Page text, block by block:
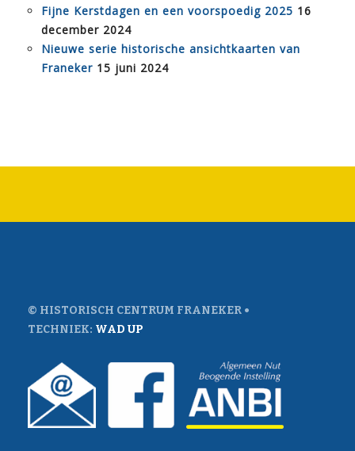
Fijne Kerstdagen en een voorspoedig 2025 16
december 2024
Nieuwe serie historische ansichtkaarten van
Franeker 15 juni 2024
© HISTORISCH CENTRUM FRANEKER •
TECHNIEK: WAD UP